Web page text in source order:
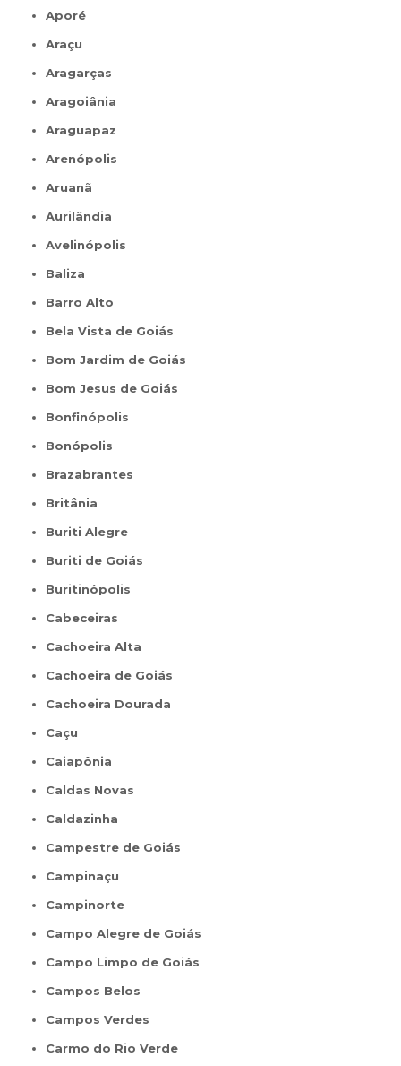
Aporé
Araçu
Aragarças
Aragoiânia
Araguapaz
Arenópolis
Aruanã
Aurilândia
Avelinópolis
Baliza
Barro Alto
Bela Vista de Goiás
Bom Jardim de Goiás
Bom Jesus de Goiás
Bonfinópolis
Bonópolis
Brazabrantes
Britânia
Buriti Alegre
Buriti de Goiás
Buritinópolis
Cabeceiras
Cachoeira Alta
Cachoeira de Goiás
Cachoeira Dourada
Caçu
Caiapônia
Caldas Novas
Caldazinha
Campestre de Goiás
Campinaçu
Campinorte
Campo Alegre de Goiás
Campo Limpo de Goiás
Campos Belos
Campos Verdes
Carmo do Rio Verde